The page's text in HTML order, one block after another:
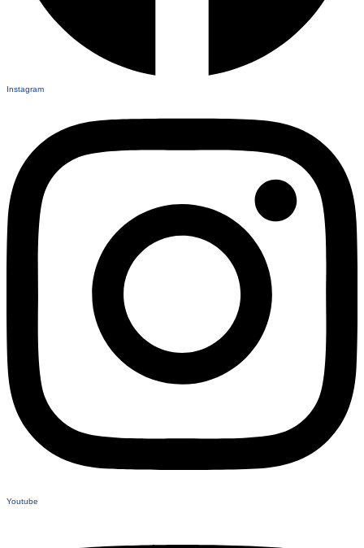
Instagram
Youtube